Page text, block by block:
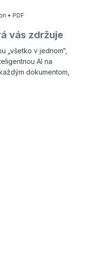
• PDF
vás zdržuje
„všetko v jednom“,
AI na
dokumentom,